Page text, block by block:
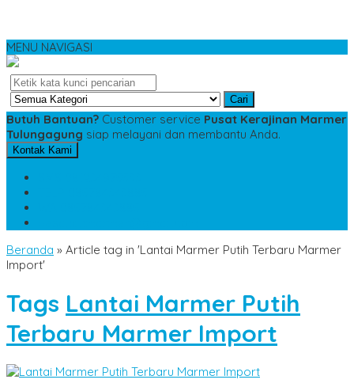
MENU NAVIGASI
Cari
Butuh Bantuan? Customer service Pusat Kerajinan Marmer
Tulungagung siap melayani dan membantu Anda.
Kontak Kami
Beranda » Article tag in 'Lantai Marmer Putih Terbaru Marmer
Import'
Tags Lantai Marmer Putih
Terbaru Marmer Import